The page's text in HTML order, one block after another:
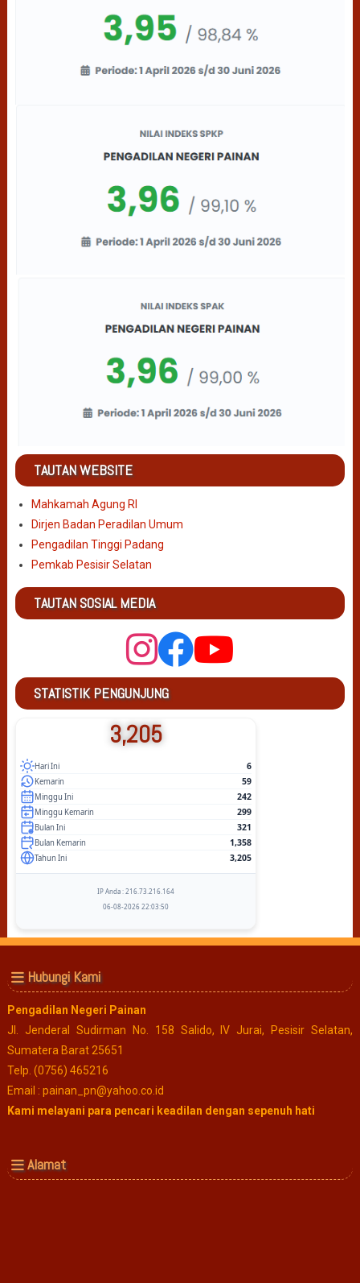
TAUTAN WEBSITE
Mahkamah Agung RI
Dirjen Badan Peradilan Umum
Pengadilan Tinggi Padang
Pemkab Pesisir Selatan
TAUTAN SOSIAL MEDIA
STATISTIK PENGUNJUNG
3,205
Hari Ini 6
Kemarin 59
Minggu Ini 242
Minggu Kemarin 299
Bulan Ini 321
Bulan Kemarin 1,358
Tahun Ini 3,205
IP Anda : 216.73.216.164
06-08-2026 22:03:50
Hubungi Kami
Pengadilan Negeri Painan
Jl. Jenderal Sudirman No. 158 Salido, IV Jurai, Pesisir Selatan,
Sumatera Barat 25651
Telp. (0756) 465216
Email : painan_pn@yahoo.co.id
Kami melayani para pencari keadilan dengan sepenuh hati
Alamat